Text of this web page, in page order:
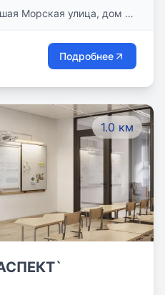
Морская улица, дом 3-
Подробнее
1.0 км